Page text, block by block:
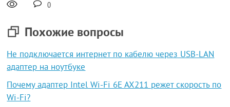
0
Похожие вопросы
Не подключается интернет по кабелю через USB-LAN
адаптер на ноутбуке
Почему адаптер Intel Wi-Fi 6E AX211 режет скорость по
Wi-Fi?